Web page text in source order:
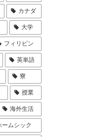
カナダ
大学
フィリピン
英単語
寮
授業
海外生活
ームシック